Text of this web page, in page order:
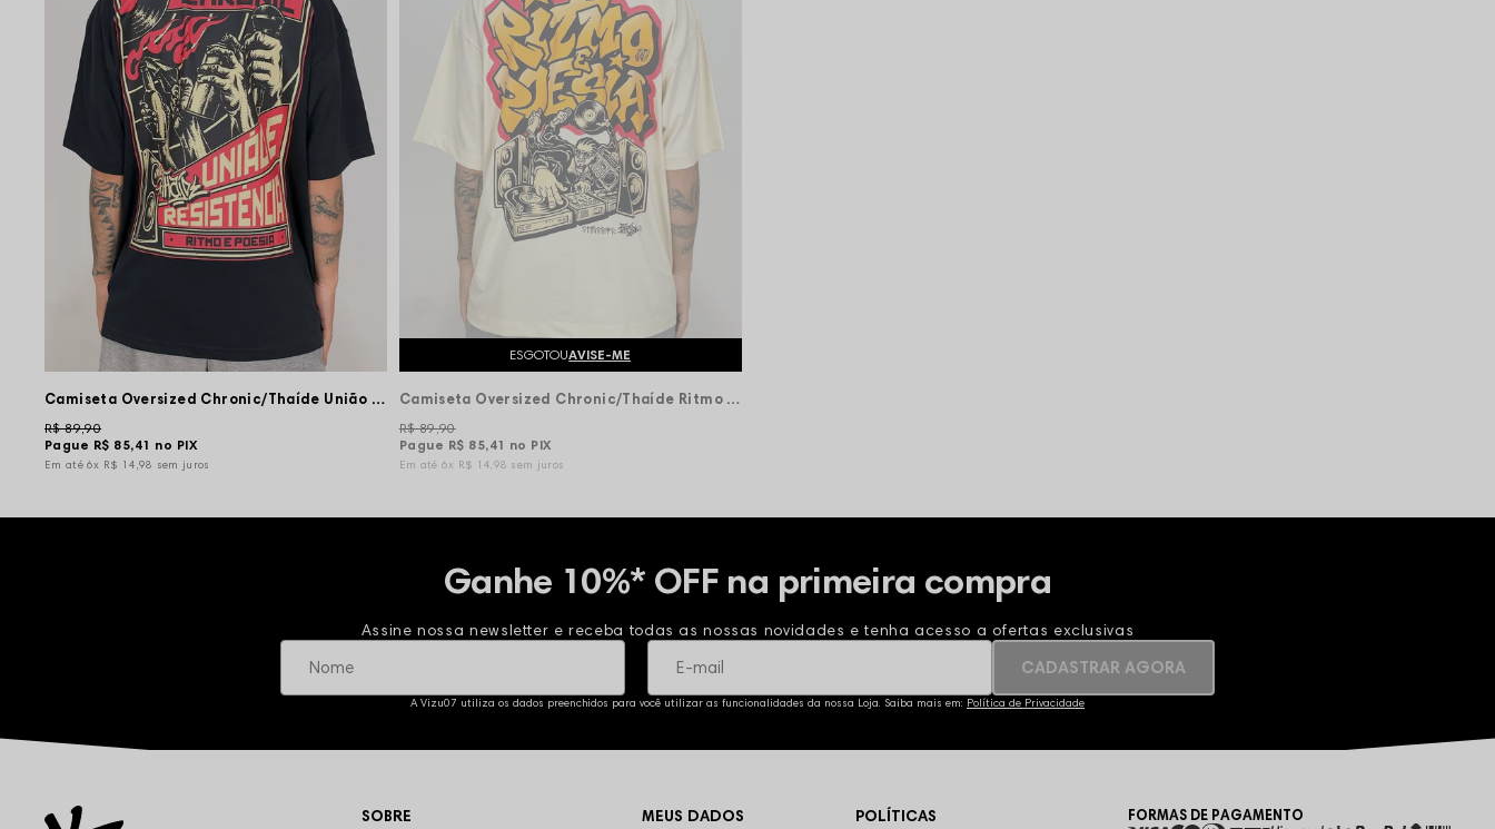
Camiseta Oversized Chronic/Thaíde União e Resistência - Preta
Pague R$ 85,41 no PIX
R$ 89,90
6x R$ 14,98 sem juros
ESGOTOUAVISE-ME
Camiseta Oversized Chronic/Thaíde Ritmo e Poesia DJ - Creme
Pague R$ 85,41 no PIX
R$ 89,90
6x R$ 14,98 sem juros
Ganhe 10%* OFF na primeira compra
Assine nossa newsletter e receba todas as nossas novidades e tenha acesso a ofertas exclusivas
CADASTRAR AGORA
A Vizu07 utiliza os dados preenchidos para você utilizar as funcionalidades da nossa Loja. Saiba mais em: Política de Privacidade
SOBRE MEUS DADOS POLÍTICAS FORMAS DE PAGAMENTO